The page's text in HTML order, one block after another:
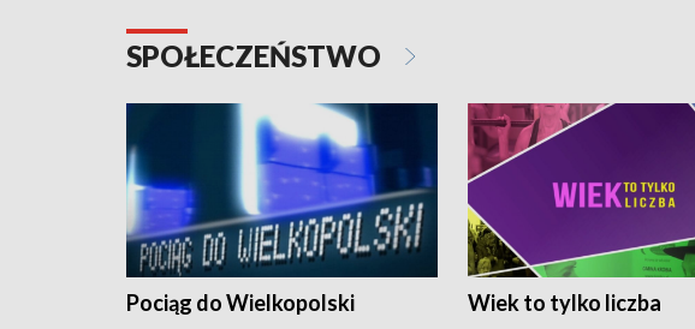
SPOŁECZEŃSTWO
Pociąg do Wielkopolski Wiek to tylko liczba